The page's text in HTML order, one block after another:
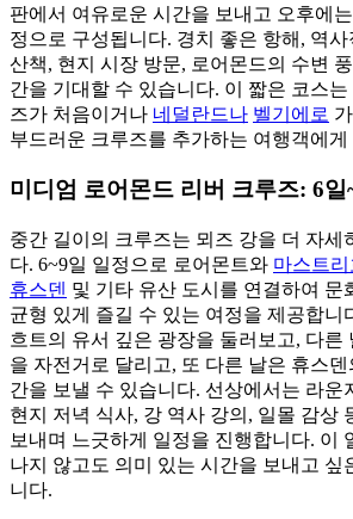
판에서 여유로운 시간을 보내고 오후에
정으로 구성됩니다. 경치 좋은 항해, 역
산책, 현지 시장 방문, 로어몬드의 수변
간을 기대할 수 있습니다. 이 짧은 코스
즈가 처음이거나 네덜란드나 벨기에로
부드러운 크루즈를 추가하는 여행객에
미디엄 로어몬드 리버 크루즈: 6일
중간 길이의 크루즈는 뫼즈 강을 더 자세
다. 6~9일 일정으로 로어몬트와 마스트리
휴스덴 및 기타 유산 도시를 연결하여 문
균형 있게 즐길 수 있는 여정을 제공합니
흐트의 유서 깊은 광장을 둘러보고, 다른
을 자전거로 달리고, 또 다른 날은 휴스덴
간을 보낼 수 있습니다. 선상에서는 라운
현지 저녁 식사, 강 역사 강의, 일몰 감상
보내며 느긋하게 일정을 진행합니다. 이
나지 않고도 의미 있는 시간을 보내고 싶
니다.